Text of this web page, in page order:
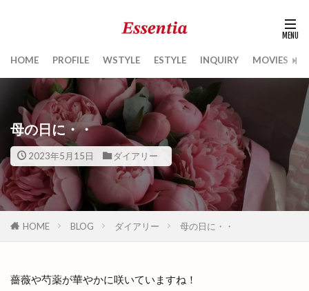
HOME PROFILE WSTYLE ESTYLE INQUIRY MOVIES
母の日に・・
2023年5月15日 ダイアリー
HOME BLOG ダイアリー 母の日に・・
薔薇や芍薬が華やかに咲いていますね！